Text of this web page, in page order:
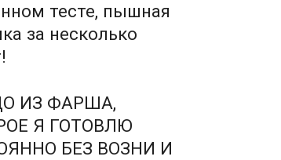
тесте, пышная
за несколько
ИЗ ФАРША,
Я ГОТОВЛЮ
БЕЗ ВОЗНИ И